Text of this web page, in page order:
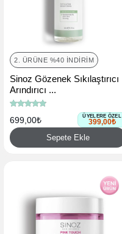
2. ÜRÜNE %40 İNDIRIM
Sinoz Gözenek Sıkılaştırıcı
Arındırıcı ...
699,00₺ ÜYELERE ÖZEL
399,00₺
Sepete Ekle